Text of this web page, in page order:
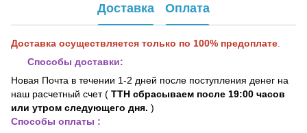
Доставка Оплата
Доставка осуществляется только по 100% предоплате
Способы доставки:
Новая Почта в течении 1-2 дней после поступления денег на
наш расчетный счет ( ТТН сбрасываем после 19:00 часов
или утром следующего дня. )
Способы оплаты :